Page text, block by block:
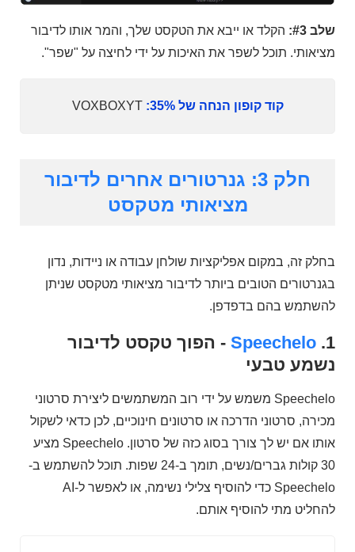
שלב #3:
הקלד או ייבא את הטקסט שלך, והמר אותו לדיבור
מציאותי. תוכל לשפר את האיכות על ידי לחיצה על "שפר".
קוד קופון הנחה של 35%: VOXBOXYT
חלק 3: גנרטורים אחרים לדיבור
מציאותי מטקסט
בחלק זה, במקום אפליקציות שולחן עבודה או ניידות, נדון
בגנרטורים הטובים ביותר לדיבור מציאותי מטקסט שניתן
להשתמש בהם בדפדפן.
1.
Speechelo - הפוך טקסט לדיבור
נשמע טבעי
Speechelo משמש על ידי רוב המשתמשים ליצירת סרטוני
מכירה, סרטוני הדרכה או סרטונים חינוכיים, לכן כדאי לשקול
אותו אם יש לך צורך בסוג כזה של סרטון. Speechelo מציע
30 קולות גברים/נשים, תומך ב-24 שפות. תוכל להשתמש ב-
Speechelo כדי להוסיף צלילי נשימה, או לאפשר ל-AI
להחליט מתי להוסיף אותם.